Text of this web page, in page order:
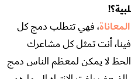
، فهي تتطلب دمج كل
فينا، أنت تمثل كل مشاعرك
الحظ لا يمكن لمعظم الناس دمج